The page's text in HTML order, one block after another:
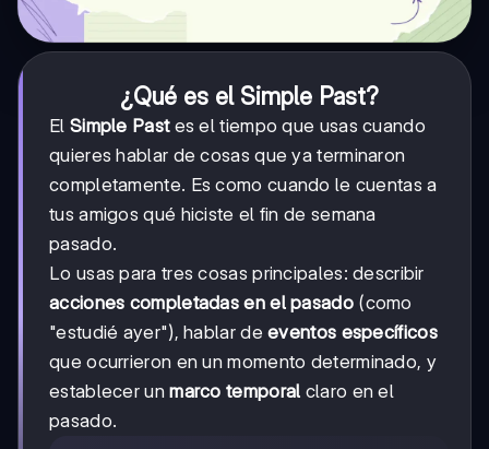
¿Qué es el Simple Past?
El Simple Pastes el tiempo que usas cuando
quieres hablar de cosas que ya terminaron
completamente. Es como cuando le cuentas a
tus amigos qué hiciste el fin de semana
pasado.
Lo usas para tres cosas principales: describir
acciones completadas en el pasado(como
"estudié ayer"), hablar deeventos específicos
que ocurrieron en un momento determinado, y
establecer unmarco temporal claro en el
pasado.